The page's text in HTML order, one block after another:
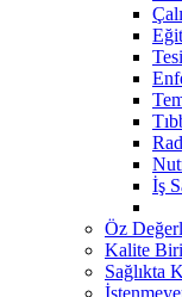
İş
Öz
Kalite
Sağlıkta